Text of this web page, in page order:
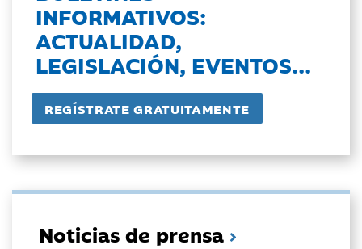
INFORMATIVOS:
ACTUALIDAD,
LEGISLACIÓN, EVENTOS...
Noticias de prensa